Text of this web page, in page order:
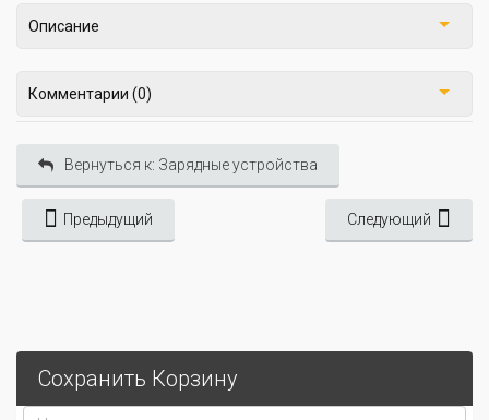
Описание
Комментарии (0)
Вернуться к: Зарядные устройства
Предыдущий Следующий
Сохранить Корзину